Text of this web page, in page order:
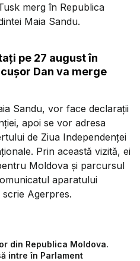
merg în Republica
Maia Sandu.
pe 27 august în
Dan va merge
Sandu, vor face declarații
apoi se vor adresa
de Ziua Independenței
Prin această vizită, ei
Moldova și parcursul
aparatului
Agerpres.
din Republica Moldova.
intre în Parlament